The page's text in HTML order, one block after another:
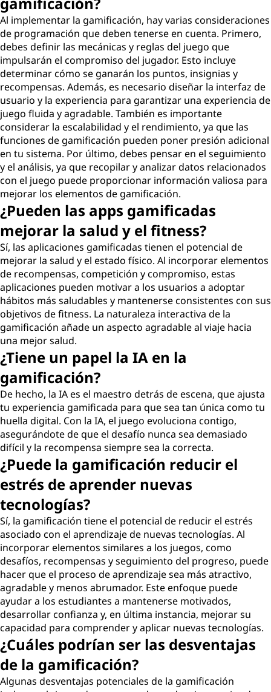
Al implementar la gamificación, hay varias consideraciones
de programación que deben tenerse en cuenta. Primero,
debes definir las mecánicas y reglas del juego que
impulsarán el compromiso del jugador. Esto incluye
determinar cómo se ganarán los puntos, insignias y
recompensas. Además, es necesario diseñar la interfaz de
usuario y la experiencia para garantizar una experiencia de
juego fluida y agradable. También es importante
considerar la escalabilidad y el rendimiento, ya que las
funciones de gamificación pueden poner presión adicional
en tu sistema. Por último, debes pensar en el seguimiento
y el análisis, ya que recopilar y analizar datos relacionados
con el juego puede proporcionar información valiosa para
mejorar los elementos de gamificación.
¿Pueden las apps gamificadas
mejorar la salud y el fitness?
Sí, las aplicaciones gamificadas tienen el potencial de
mejorar la salud y el estado físico. Al incorporar elementos
de recompensas, competición y compromiso, estas
aplicaciones pueden motivar a los usuarios a adoptar
hábitos más saludables y mantenerse consistentes con sus
objetivos de fitness. La naturaleza interactiva de la
gamificación añade un aspecto agradable al viaje hacia
una mejor salud.
¿Tiene un papel la IA en la
gamificación?
De hecho, la IA es el maestro detrás de escena, que ajusta
tu experiencia gamificada para que sea tan única como tu
huella digital. Con la IA, el juego evoluciona contigo,
asegurándote de que el desafío nunca sea demasiado
difícil y la recompensa siempre sea la correcta.
¿Puede la gamificación reducir el
estrés de aprender nuevas
tecnologías?
Sí, la gamificación tiene el potencial de reducir el estrés
asociado con el aprendizaje de nuevas tecnologías. Al
incorporar elementos similares a los juegos, como
desafíos, recompensas y seguimiento del progreso, puede
hacer que el proceso de aprendizaje sea más atractivo,
agradable y menos abrumador. Este enfoque puede
ayudar a los estudiantes a mantenerse motivados,
desarrollar confianza y, en última instancia, mejorar su
capacidad para comprender y aplicar nuevas tecnologías.
¿Cuáles podrían ser las desventajas
de la gamificación?
Algunas desventajas potenciales de la gamificación